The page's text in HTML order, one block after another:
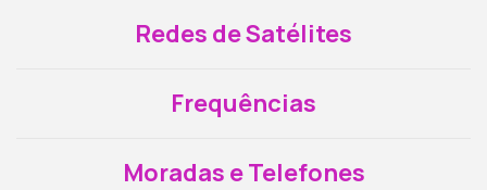
Redes de Satélites
Frequências
Moradas e Telefones